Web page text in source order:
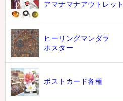
アマナマナアウトレット
ヒーリングマンダラ
ポスター
ポストカード各種